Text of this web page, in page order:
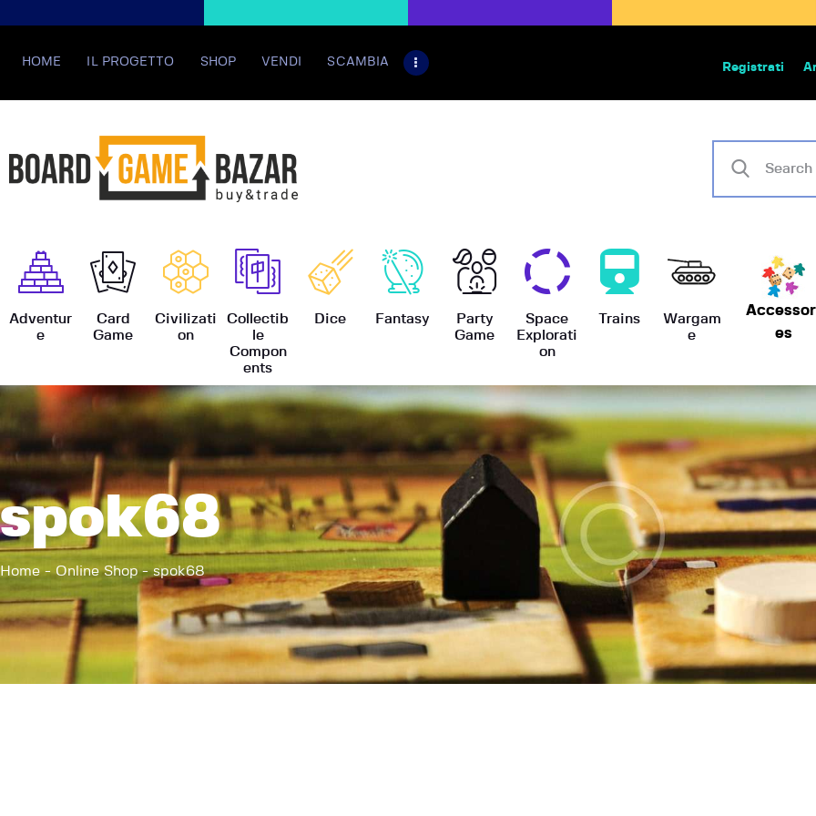
HOME IL PROGETTO SHOP VENDI SCAMBIA Registrati
Adventur
e
Card
Game
Civilizati
on
Collectib
le
Compon
ents
Dice Fantasy
Party
Game
Space
Explorati
on
Trains
Wargam
e
es
spok68
Home Online Shop spok68
BoardGameBazar | vendita e scambio
BoardGameBazar
HOME
IL PROGETTO
CASE EDITRICI
AIUTO
BLOG-NEWS
EVENTI